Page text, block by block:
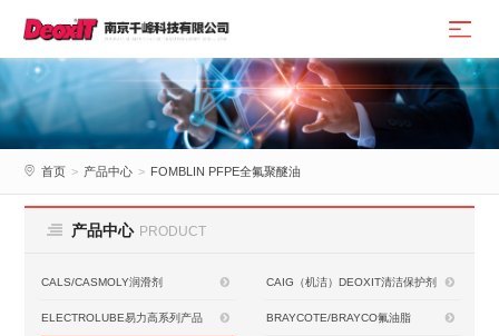
首页 > 产品中心 > FOMBLIN PFPE全氟聚醚油
产品中心 PRODUCT
CALS/CASMOLY润滑剂 CAIG（机洁）DEOXIT清洁保护剂
ELECTROLUBE易力高系列产品 BRAYCOTE/BRAYCO氟油脂